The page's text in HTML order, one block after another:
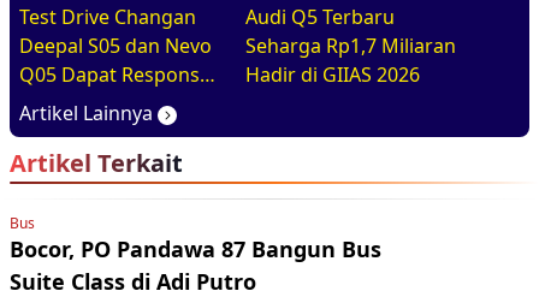
Test Drive Changan
Deepal S05 dan Nevo
Q05 Dapat Respons
Positif di GIIAS 2026
Audi Q5 Terbaru
Seharga Rp1,7 Miliaran
Hadir di GIIAS 2026
Artikel Lainnya
Artikel Terkait
Bus
Bocor, PO Pandawa 87 Bangun Bus
Suite Class di Adi Putro